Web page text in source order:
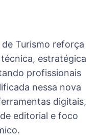
Turismo reforça
estratégica
profissionais
nessa nova
digitais,
editorial e foco